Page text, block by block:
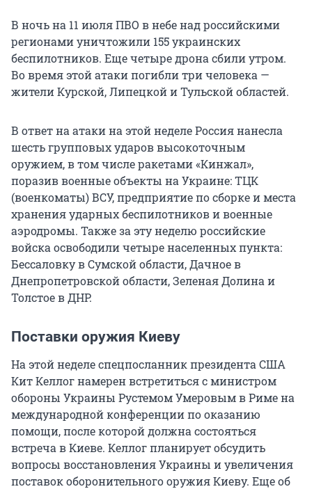
В ночь на 11 июля ПВО в небе над российскими
регионами уничтожили 155 украинских
беспилотников. Еще четыре дрона сбили утром.
Во время этой атаки погибли три человека —
жители Курской, Липецкой и Тульской областей.
В ответ на атаки на этой неделе Россия нанесла
шесть групповых ударов высокоточным
оружием, в том числе ракетами «Кинжал»,
поразив военные объекты на Украине: ТЦК
(военкоматы) ВСУ, предприятие по сборке и места
хранения ударных беспилотников и военные
аэродромы. Также за эту неделю российские
войска освободили четыре населенных пункта:
Бессаловку в Сумской области, Дачное в
Днепропетровской области, Зеленая Долина и
Толстое в ДНР.
Поставки оружия Киеву
На этой неделе спецпосланник президента США
Кит Келлог намерен встретиться с министром
обороны Украины Рустемом Умеровым в Риме на
международной конференции по оказанию
помощи, после которой должна состояться
встреча в Киеве. Келлог планирует обсудить
вопросы восстановления Украины и увеличения
поставок оборонительного оружия Киеву. Еще об